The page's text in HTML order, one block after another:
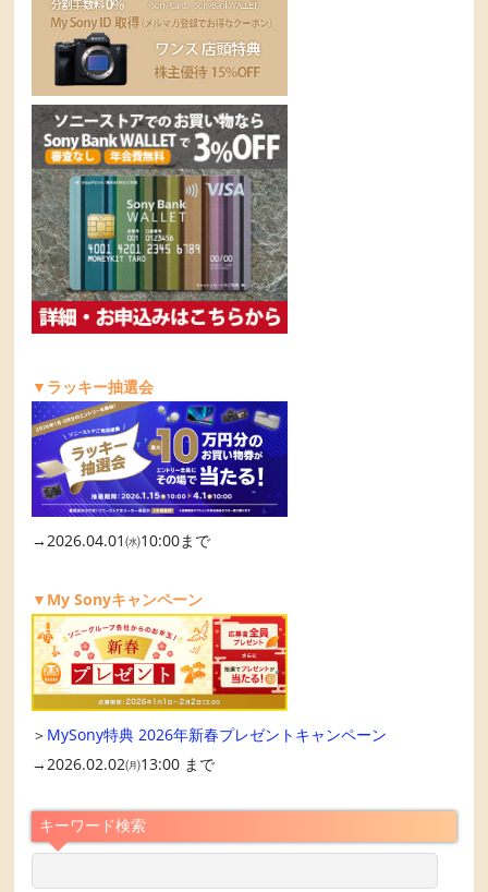
▼ラッキー抽選会
→2026.04.01㈬10:00まで
▼My Sonyキャンペーン
＞ MySony特典 2026年新春プレゼントキャンペーン
→2026.02.02㈪13:00 まで
キーワード検索